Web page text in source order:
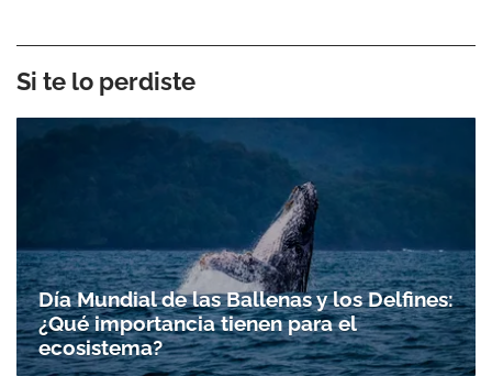
Si te lo perdiste
Día Mundial de las Ballenas y los Delfines:
¿Qué importancia tienen para el
ecosistema?